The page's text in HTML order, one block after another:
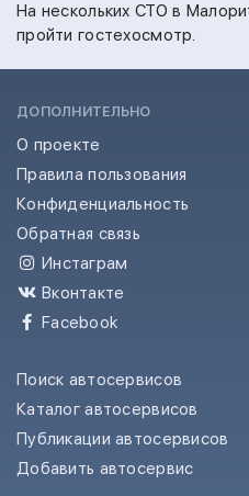
На нескольких СТО в
пройти гостехосмотр.
ДОПОЛНИТЕЛЬНО
О проекте
Правила пользования
Конфиденциальность
Обратная связь
Инстаграм
Вконтакте
Facebook
Поиск автосервисов
Каталог автосервисов
Публикации автосервисов
Добавить автосервис